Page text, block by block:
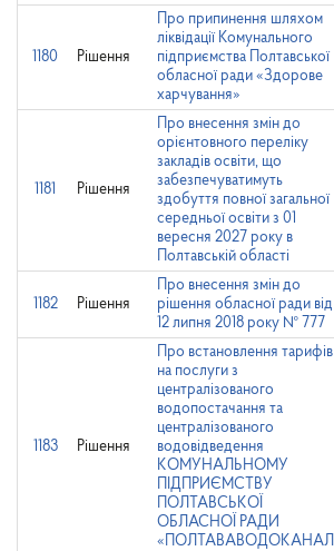
1180 Рішення
Про припинення шляхом
ліквідації Комунального
підприємства Полтавської
обласної ради «Здорове
харчування»
1181 Рішення
Про внесення змін до
орієнтовного переліку
закладів освіти, що
забезпечуватимуть
здобуття повної загальної
середньої освіти з 01
вересня 2027 року в
Полтавській області
1182 Рішення
Про внесення змін до
рішення обласної ради від
12 липня 2018 року № 777
1183 Рішення
Про встановлення тарифів
на послуги з
централізованого
водопостачання та
централізованого
водовідведення
КОМУНАЛЬНОМУ
ПІДПРИЄМСТВУ
ПОЛТАВСЬКОЇ
ОБЛАСНОЇ РАДИ